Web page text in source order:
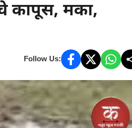
कापूस, मका,
Follow Us: